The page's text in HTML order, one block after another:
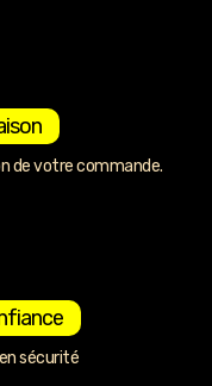
de votre commande.
sécurité